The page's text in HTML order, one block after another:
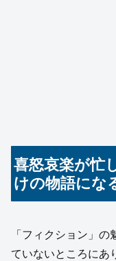
喜怒哀楽が忙
けの物語にな
「フィクション」
ていないところにあ